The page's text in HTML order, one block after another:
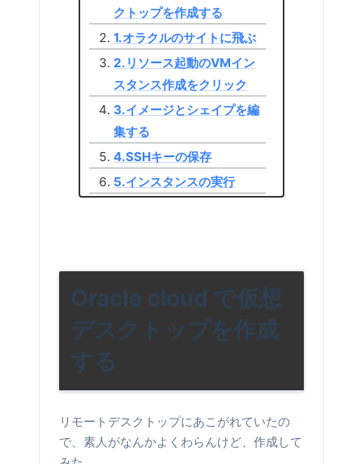
クトップを作成する
1.オラクルのサイトに飛ぶ
2.リソース起動のVMイン
スタンス作成をクリック
3.イメージとシェイプを編
集する
4.SSHキーの保存
5.インスタンスの実行
Oracle cloud で仮想
デスクトップを作成
する
リモートデスクトップにあこがれていたの
で、素人がなんかよくわらんけど、作成して